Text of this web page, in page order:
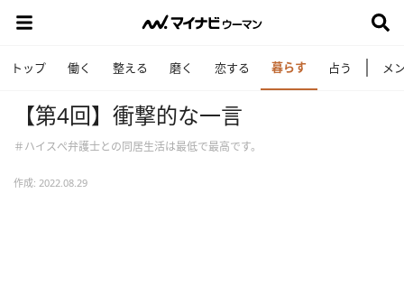
トップ 働く 整える 磨く 恋する 暮らす 占う メ
【第4回】衝撃的な一言
＃ハイスぺ弁護士との同居生活は最低で最高です。
作成: 2022.08.29